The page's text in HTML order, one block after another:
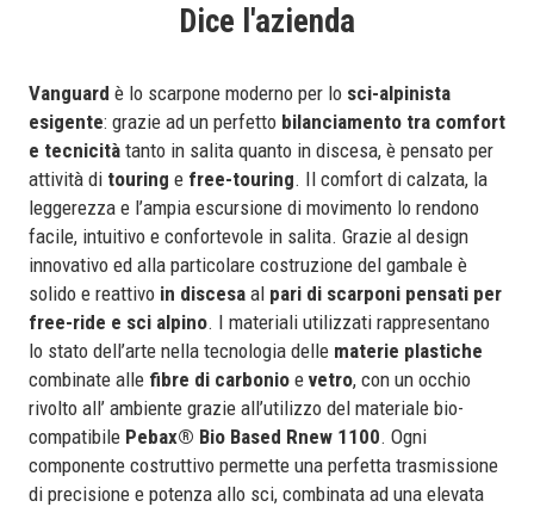
Dice l'azienda
Vanguard è lo scarpone moderno per lo sci-alpinista
esigente: grazie ad un perfetto bilanciamento tra comfort
e tecnicità tanto in salita quanto in discesa, è pensato per
attività di touring e free-touring. Il comfort di calzata, la
leggerezza e l’ampia escursione di movimento lo rendono
facile, intuitivo e confortevole in salita. Grazie al design
innovativo ed alla particolare costruzione del gambale è
solido e reattivo in discesa al pari di scarponi pensati per
free-ride e sci alpino. I materiali utilizzati rappresentano
lo stato dell’arte nella tecnologia delle materie plastiche
combinate alle fibre di carbonio e vetro, con un occhio
rivolto all’ ambiente grazie all’utilizzo del materiale bio-
compatibile Pebax® Bio Based Rnew 1100. Ogni
componente costruttivo permette una perfetta trasmissione
di precisione e potenza allo sci, combinata ad una elevata